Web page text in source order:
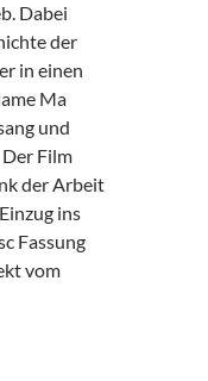
Dabei
der
in einen
Ma
und
Film
der Arbeit
ins
Fassung
vom